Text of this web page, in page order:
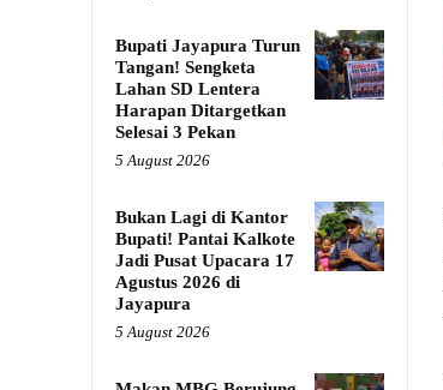
Bupati Jayapura Turun
Tangan! Sengketa
Lahan SD Lentera
Harapan Ditargetkan
Selesai 3 Pekan
5 August 2026
Bukan Lagi di Kantor
Bupati! Pantai Kalkote
Jadi Pusat Upacara 17
Agustus 2026 di
Jayapura
5 August 2026